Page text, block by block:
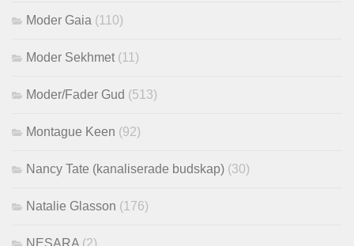
Moder Gaia (110)
Moder Sekhmet (11)
Moder/Fader Gud (513)
Montague Keen (92)
Nancy Tate (kanaliserade budskap) (30)
Natalie Glasson (176)
NESARA (2)